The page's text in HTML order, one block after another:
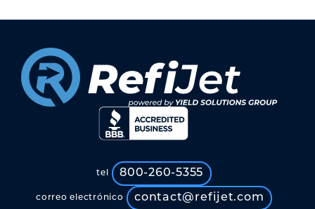
tel 800-260-5355
correo electrónico contact@refijet.com